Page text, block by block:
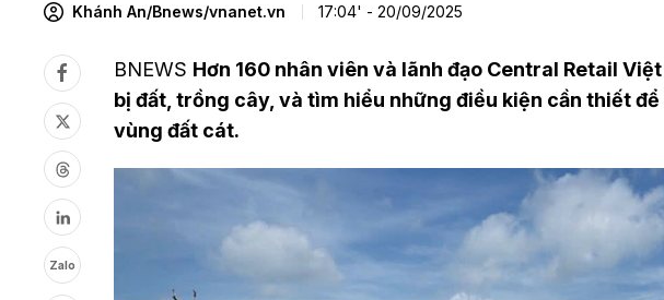
Khánh An/Bnews/vnanet.vn 17:04' - 20/09/2025
Zalo
BNEWS Hơn 160 nhân viên và lãnh đạo Central Retail
bị đất, trồng cây, và tìm hiểu những điều kiện cần thiết
vùng đất cát.